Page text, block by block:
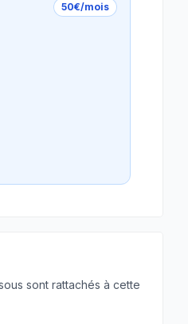
50€/mois
sont rattachés à cette